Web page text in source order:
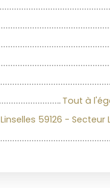
Tout à
Linselles 59126 - Secteur